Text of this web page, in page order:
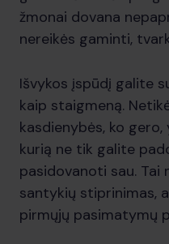
žmonai dovana
nereikės gaminti,
Išvykos įspūdį galite
kaip staigmeną.
kasdienybės, ko
kurią ne tik galite
pasidovanoti sau. Tai
santykių stiprinimas,
pirmųjų pasimatymų